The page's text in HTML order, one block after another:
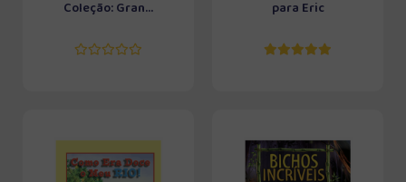
Coleção: Gran...
para Eric